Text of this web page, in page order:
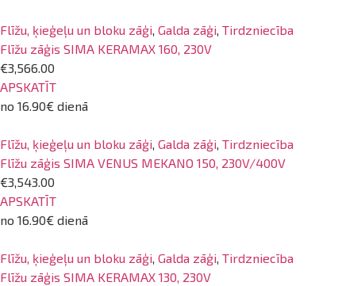
Flīžu, ķieģeļu un bloku zāģi Galda zāģi Tirdzniecība
Flīžu zāģis SIMA KERAMAX 160, 230V
€3,566.00
APSKATĪT
no 16.90€ dienā
Flīžu, ķieģeļu un bloku zāģi Galda zāģi Tirdzniecība
Flīžu zāģis SIMA VENUS MEKANO 150, 230V/400V
€3,543.00
APSKATĪT
no 16.90€ dienā
Flīžu, ķieģeļu un bloku zāģi Galda zāģi Tirdzniecība
Flīžu zāģis SIMA KERAMAX 130, 230V